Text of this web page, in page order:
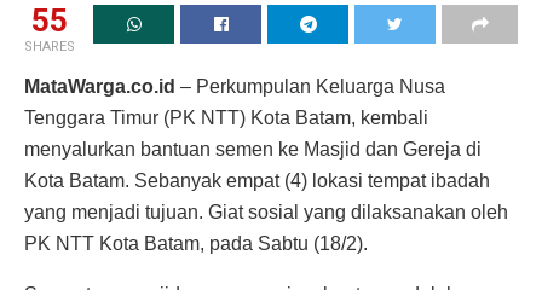
55
SHARES
MataWarga.co.id – Perkumpulan Keluarga Nusa
Tenggara Timur (PK NTT) Kota Batam, kembali
menyalurkan bantuan semen ke Masjid dan Gereja di
Kota Batam. Sebanyak empat (4) lokasi tempat ibadah
yang menjadi tujuan. Giat sosial yang dilaksanakan oleh
PK NTT Kota Batam, pada Sabtu (18/2).